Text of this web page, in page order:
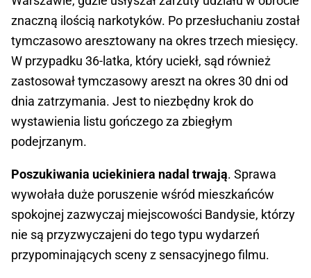
znaczną ilością narkotyków. Po przesłuchaniu został
tymczasowo aresztowany na okres trzech miesięcy.
W przypadku 36-latka, który uciekł, sąd również
zastosował tymczasowy areszt na okres 30 dni od
dnia zatrzymania. Jest to niezbędny krok do
wystawienia listu gończego za zbiegłym
podejrzanym.
Poszukiwania uciekiniera nadal trwają. Sprawa
wywołała duże poruszenie wśród mieszkańców
spokojnej zazwyczaj miejscowości Bandysie, którzy
nie są przyzwyczajeni do tego typu wydarzeń
przypominających sceny z sensacyjnego filmu.